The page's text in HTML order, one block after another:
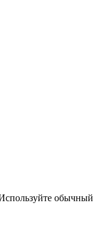
обычный